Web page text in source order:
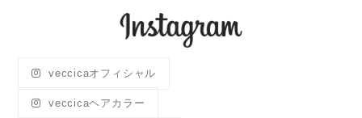
veccicaオフィシャル
veccicaヘアカラー